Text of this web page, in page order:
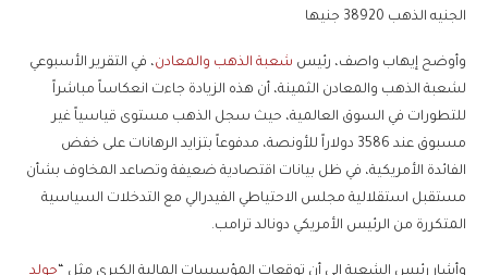
الجنيه الذهب 38920 جنيها
وأوضح إيهاب واصف، رئيس شعبة الذهب والمعادن، في التقرير الأسبوعي
لشعبة الذهب والمعادن الثمينة، أن هذه الزيادة جاءت انعكاساً مباشراً
للتطورات في السوق العالمية، حيث سجل الذهب مستوى قياسياً غير
مسبوق عند 3586 دولاراً للأونصة، مدفوعاً بتزايد الرهانات على خفض
الفائدة الأمريكية، في ظل بيانات اقتصادية ضعيفة وتصاعد المخاوف بشأن
مستقبل استقلالية مجلس الاحتياطي الفيدرالي مع التدخلات السياسية
المتكررة من الرئيس الأمريكي دونالد ترامب.
وأشار رئيس الشعبة إلى أن توقعات المؤسسات المالية الكبرى مثل “جولد